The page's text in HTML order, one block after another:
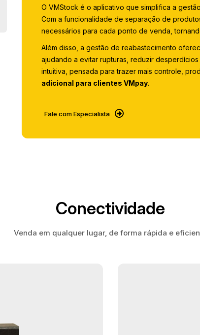
O VMStock é o aplicativo que simplifica a
Com a funcionalidade de separação de
necessários para cada ponto de venda,
Além disso, a gestão de reabastecimento
ajudando a evitar rupturas, reduzir
intuitiva, pensada para trazer mais controle,
adicional para clientes VMpay.
Fale com Especialista
Conectividade
Venda em qualquer lugar, de forma rápida e